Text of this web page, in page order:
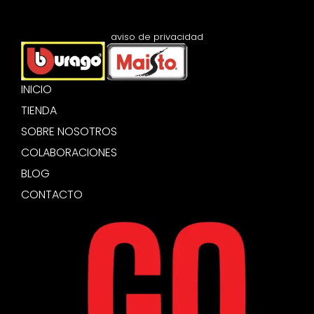
INICIO
TIENDA
SOBRE NOSOTROS
COLABORACIONES
BLOG
CONTACTO
aviso de privacidad